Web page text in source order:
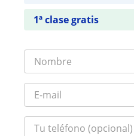
1ª clase gratis